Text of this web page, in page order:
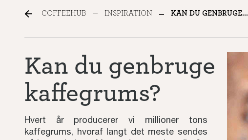
COFFEEHUB INSPIRATION KAN DU GENBRUGE...
Kan du genbruge
kaffegrums?
Hvert år producerer vi millioner tons
kaffegrums, hvoraf langt det meste sendes